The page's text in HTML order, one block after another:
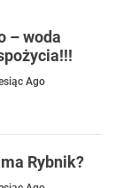
– woda
Ago
Rybnik?